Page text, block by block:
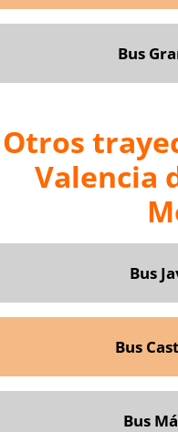
Bus
Otros
Valencia
Bus
Bus
Bus